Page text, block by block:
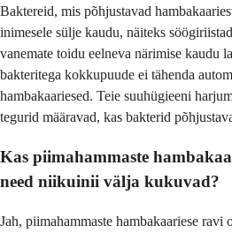
Baktereid, mis põhjustavad
inimesele sülje kaudu, näiteks
vanemate toidu eelneva närimise kaudu
bakteritega kokkupuude ei tähenda
hambakaariesed. Teie suuhügieeni
tegurid määravad, kas bakterid
Kas piimahammaste
need niikuinii välja kukuvad?
Jah, piimahammaste hambakaariese ravi